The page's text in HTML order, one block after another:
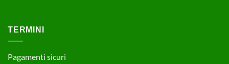
TERMINI
Pagamenti sicuri